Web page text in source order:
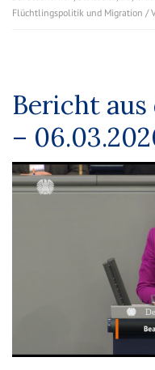
Flüchtlingspolitik und Migration /
Bericht aus
–